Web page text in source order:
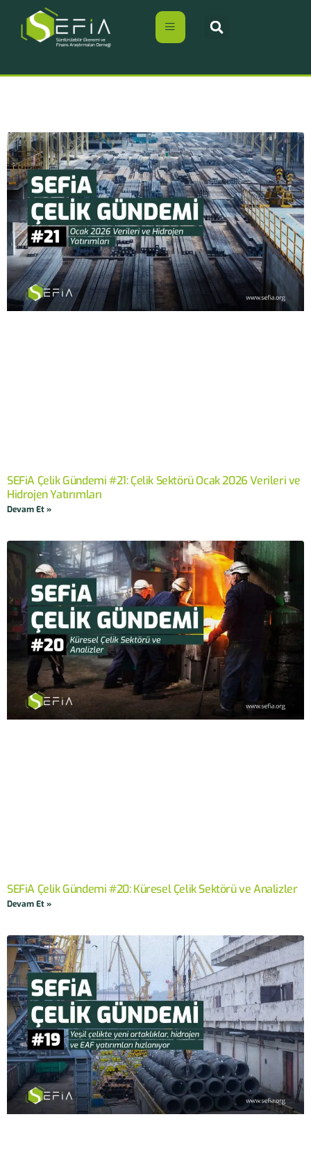
SEFiA Çelik Gündemi #21: Çelik Sektörü Ocak 2026 Verileri ve
Hidrojen Yatırımları
Devam Et »
SEFiA Çelik Gündemi #20: Küresel Çelik Sektörü ve Analizler
Devam Et »